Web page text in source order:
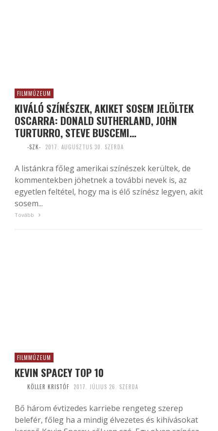
FILMMÚZEUM
KIVÁLÓ SZÍNÉSZEK, AKIKET SOSEM JELÖLTEK
OSCARRA: DONALD SUTHERLAND, JOHN
TURTURRO, STEVE BUSCEMI…
-SZK- 2017. AUGUSZTUS 30. SZERDA
A listánkra főleg amerikai színészek kerültek, de
kommentekben jöhetnek a további nevek is, az
egyetlen feltétel, hogy ma is élő színész legyen, akit
sosem...
Tovább
FILMMÚZEUM
KEVIN SPACEY TOP 10
KÖLLER KRISTÓF 2017. JÚLIUS 26. SZERDA
Bő három évtizedes karriebe rengeteg szerep
belefér, főleg ha a mindig élvezetes és kihívásokat